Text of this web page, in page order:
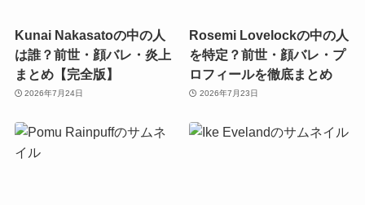
Kunai Nakasatoの中の人
は誰？前世・顔バレ・炎上
まとめ【完全版】
2026年7月24日
Rosemi Lovelockの中の人
を特定？前世・顔バレ・プ
ロフィールを徹底まとめ
2026年7月23日